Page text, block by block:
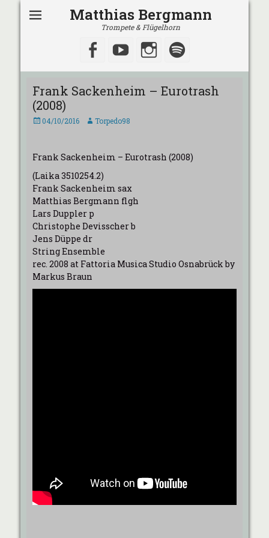
Matthias Bergmann
Trompete & Flügelhorn
Facebook
YouTubeInstagram
Frank Sackenheim – Eurotrash
(2008)
Veröffentlicht
04/10/2016 AutorTorpedo98
Frank Sackenheim – Eurotrash (2008)
(Laika 3510254.2)
Frank Sackenheim sax
Matthias Bergmann flgh
Lars Duppler p
Christophe Devisscher b
Jens Düppe dr
String Ensemble
rec. 2008 at Fattoria Musica Studio Osnabrück by
Markus Braun